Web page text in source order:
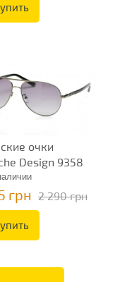
очки
Design 9358
грн 2 290 грн